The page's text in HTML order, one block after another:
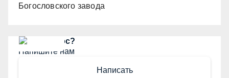
Богословского завода
Есть вопрос?
Напишите нам
Написать